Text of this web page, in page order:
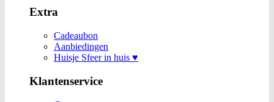
Extra
Cadeaubon
Aanbiedingen
Huisje Sfeer in huis ♥
Klantenservice